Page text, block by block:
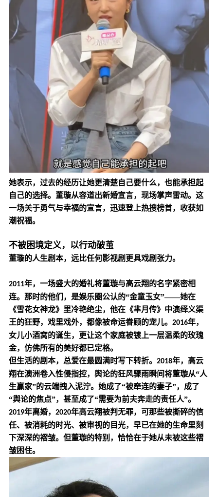
她表示，过去的经历让她更清楚自己要什么，也能承担起
自己的选择。董璇从容道出新婚宣言，现场掌声雷动。这
一场关于勇气与幸福的宣言，迅速登上热搜榜首，收获如
潮祝福。
不被困境定义，以行动破茧
董璇的人生剧本，远比任何影视剧更具戏剧张力。
2011年，一场盛大的婚礼将董璇与高云翔的名字紧密相
连。那时的他们，是娱乐圈公认的“金童玉女”——她在
《雪花女神龙》里冷艳绝尘，他在《芈月传》中演绎义渠
王的狂野，戏里戏外，都像被命运眷顾的宠儿。 2016年，
女儿小酒窝的诞生，更让这个家庭被镀上一层温柔的玫瑰
金，仿佛所有的美好都已定格。
但生活的剧本，总爱在最圆满时写下转折。 2018年，高云
翔在澳洲卷入性侵指控，舆论的狂风骤雨瞬间将董璇从“人
生赢家”的云端拽入泥泞。她成了“被牵连的妻子”，成了
“舆论的焦点”，甚至成了“需要为前夫奔走的责任人”。
2019年离婚， 2020年高云翔被判无罪，可那些被撕碎的信
任、被消耗的时光、被审视的目光，早已在她的生命里刻
下深深的褶皱。但董璇的特别，恰恰在于她从未被这些褶
皱困住。